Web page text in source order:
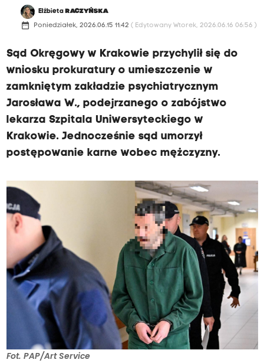
Elżbieta RACZYŃSKA
date_range Poniedziałek, 2026.06.15 11:42 ( Edytowany Wtorek, 2026.06.16 06:56 )
Sąd Okręgowy w Krakowie przychylił się do
wniosku prokuratury o umieszczenie w
zamkniętym zakładzie psychiatrycznym
Jarosława W., podejrzanego o zabójstwo
lekarza Szpitala Uniwersyteckiego w
Krakowie. Jednocześnie sąd umorzył
postępowanie karne wobec mężczyzny.
Fot. PAP/Art Service